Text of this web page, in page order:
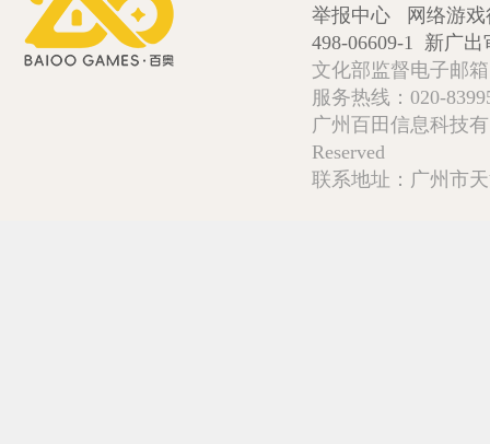
举报中心
网络游
498-06609-1 新广出
文化部监督电子邮
服务热线：020-
广州百田信息科技
Reserved
联系地址：广州市